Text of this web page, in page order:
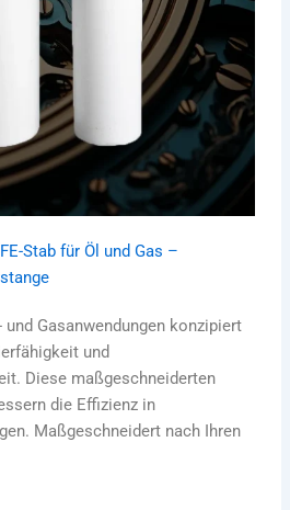
Stab für Öl und Gas –
und Gasanwendungen konzipiert
und
Diese maßgeschneiderten
die Effizienz in
Maßgeschneidert nach Ihren